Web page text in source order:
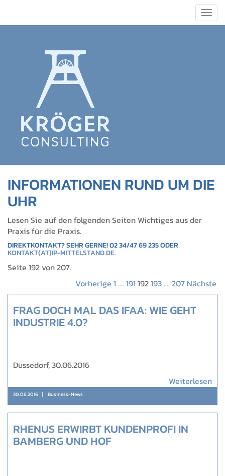
INFORMATIONEN RUND UM DIE
UHR
Lesen Sie auf den folgenden Seiten Wichtiges aus der
Praxis für die Praxis.
DIREKTKONTAKT? SEHR GERNE! 02 34/47 69 235 ODER
KONTAKT(AT)IP-MITTELSTAND.DE.
Seite 192 von 207.
Vorherige 1 ....191 192193....207 Nächste
FRAG DOCH MAL DAS IFAA: WIE GEHT
INDUSTRIE 4.0?
Düssedorf, 30.06.2016
Weiterlesen
30.06.2016 Business-News
RHENUS ERWIRBT KUNDENPROFI IN
BAMBERG UND HOF